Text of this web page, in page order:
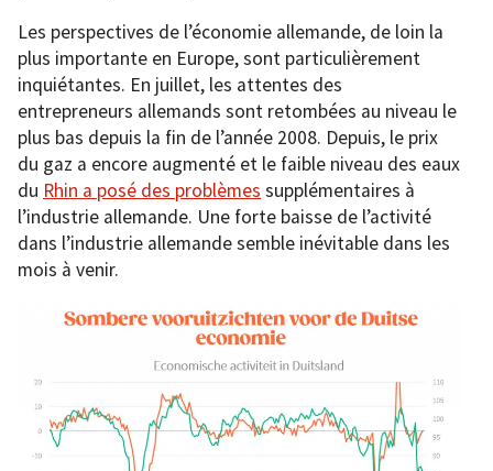
Les perspectives de l’économie allemande, de loin la
plus importante en Europe, sont particulièrement
inquiétantes. En juillet, les attentes des
entrepreneurs allemands sont retombées au niveau le
plus bas depuis la fin de l’année 2008. Depuis, le prix
du gaz a encore augmenté et le faible niveau des eaux
du Rhin a posé des problèmes supplémentaires à
l’industrie allemande. Une forte baisse de l’activité
dans l’industrie allemande semble inévitable dans les
mois à venir.